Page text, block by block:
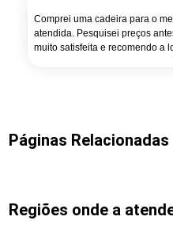
Comprei uma cadeira para o
atendida. Pesquisei preços
muito satisfeita e recomendo a
Páginas Relacionadas
Regiões onde a